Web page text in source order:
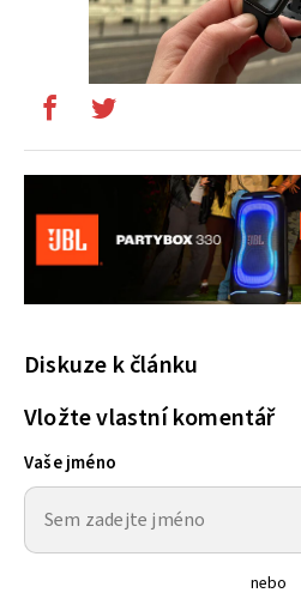
Diskuze k článku
Vložte vlastní komentář
Vaše jméno
nebo